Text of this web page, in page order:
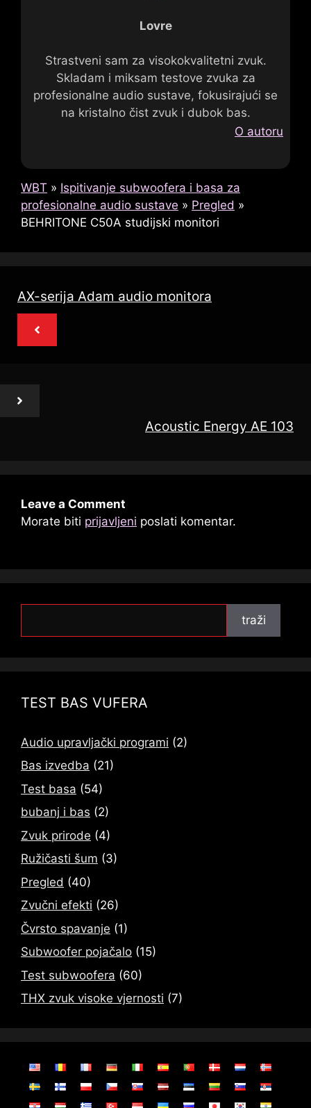
Lovre
Strastveni sam za visokokvalitetni zvuk.
Skladam i miksam testove zvuka za
profesionalne audio sustave, fokusirajući se
na kristalno čist zvuk i dubok bas.
O autoru
WBT » Ispitivanje subwoofera i basa za
profesionalne audio sustave » Pregled »
BEHRITONE C50A studijski monitori
AX-serija Adam audio monitora
Acoustic Energy AE 103
Leave a Comment
Morate biti prijavljeni poslati komentar.
traži
TEST BAS VUFERA
Audio upravljački programi (2)
Bas izvedba (21)
Test basa (54)
bubanj i bas (2)
Zvuk prirode (4)
Ružičasti šum (3)
Pregled (40)
Zvučni efekti (26)
Čvrsto spavanje (1)
Subwoofer pojačalo (15)
Test subwoofera (60)
THX zvuk visoke vjernosti (7)